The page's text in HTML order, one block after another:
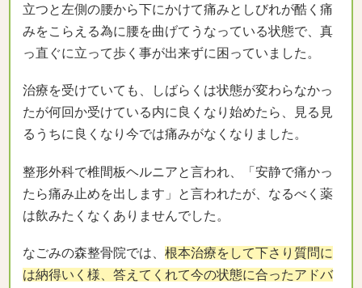
立つと左側の腰から下にかけて痛みとしびれが酷く痛
みをこらえる為に腰を曲げてうなっている状態で、真
っ直ぐに立って歩く事が出来ずに困っていました。
治療を受けていても、しばらくは状態が変わらなかっ
たが何回か受けている内に良くなり始めたら、見る見
るうちに良くなり今では痛みがなくなりました。
整形外科で椎間板ヘルニアと言われ、「安静で痛かっ
たら痛み止めを出します」と言われたが、なるべく薬
は飲みたくなくありませんでした。
なごみの森整骨院では、 根本治療をして下さり質問に
は納得いく様、答えてくれて今の状態に合ったアドバ